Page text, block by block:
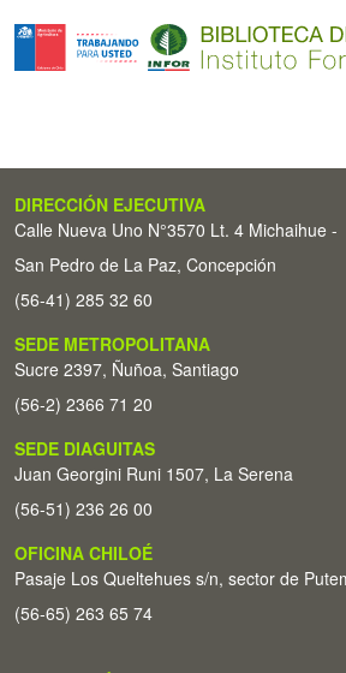
DIRECCIÓN EJECUTIVA
Calle Nueva Uno N°3570 Lt. 4 Michaihue -
San Pedro de La Paz, Concepción
(56-41) 285 32 60
SEDE METROPOLITANA
Sucre 2397, Ñuñoa, Santiago
(56-2) 2366 71 20
SEDE DIAGUITAS
Juan Georgini Runi 1507, La Serena
(56-51) 236 26 00
OFICINA CHILOÉ
Pasaje Los Queltehues s/n, sector de
(56-65) 263 65 74